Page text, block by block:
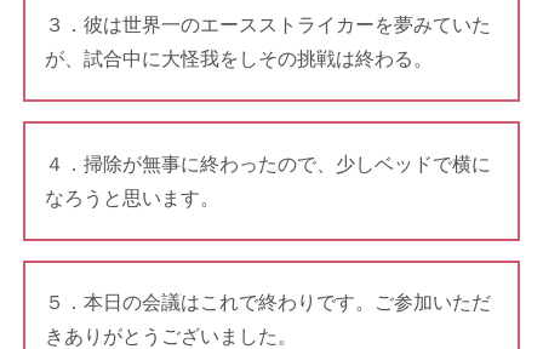
３．彼は世界一のエースストライカーを夢みていた
が、試合中に大怪我をしその挑戦は終わる。
４．掃除が無事に終わったので、少しベッドで横に
なろうと思います。
５．本日の会議はこれで終わりです。ご参加いただ
きありがとうございました。